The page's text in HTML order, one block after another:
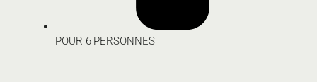
POUR 6 PERSONNES